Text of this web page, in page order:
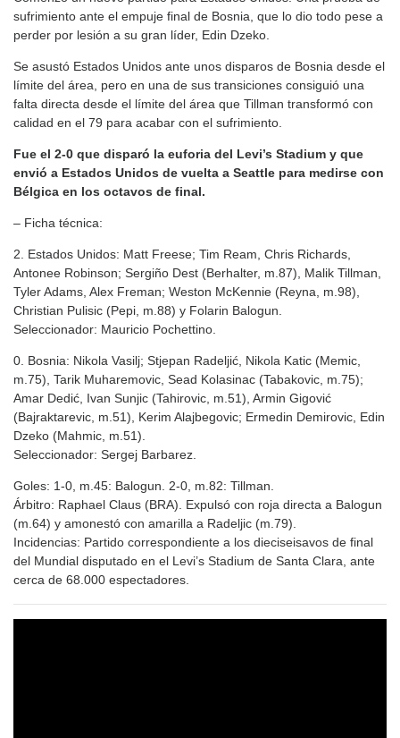
sufrimiento ante el empuje final de Bosnia, que lo dio todo pese a
perder por lesión a su gran líder, Edin Dzeko.
Se asustó Estados Unidos ante unos disparos de Bosnia desde el
límite del área, pero en una de sus transiciones consiguió una
falta directa desde el límite del área que Tillman transformó con
calidad en el 79 para acabar con el sufrimiento.
Fue el 2-0 que disparó la euforia del Levi’s Stadium y que
envió a Estados Unidos de vuelta a Seattle para medirse con
Bélgica en los octavos de final.
– Ficha técnica:
2. Estados Unidos: Matt Freese; Tim Ream, Chris Richards,
Antonee Robinson; Sergiño Dest (Berhalter, m.87), Malik Tillman,
Tyler Adams, Alex Freman; Weston McKennie (Reyna, m.98),
Christian Pulisic (Pepi, m.88) y Folarin Balogun.
Seleccionador: Mauricio Pochettino.
0. Bosnia: Nikola Vasilj; Stjepan Radeljić, Nikola Katic (Memic,
m.75), Tarik Muharemovic, Sead Kolasinac (Tabakovic, m.75);
Amar Dedić, Ivan Sunjic (Tahirovic, m.51), Armin Gigović
(Bajraktarevic, m.51), Kerim Alajbegovic; Ermedin Demirovic, Edin
Dzeko (Mahmic, m.51).
Seleccionador: Sergej Barbarez.
Goles: 1-0, m.45: Balogun. 2-0, m.82: Tillman.
Árbitro: Raphael Claus (BRA). Expulsó con roja directa a Balogun
(m.64) y amonestó con amarilla a Radeljic (m.79).
Incidencias: Partido correspondiente a los dieciseisavos de final
del Mundial disputado en el Levi’s Stadium de Santa Clara, ante
cerca de 68.000 espectadores.